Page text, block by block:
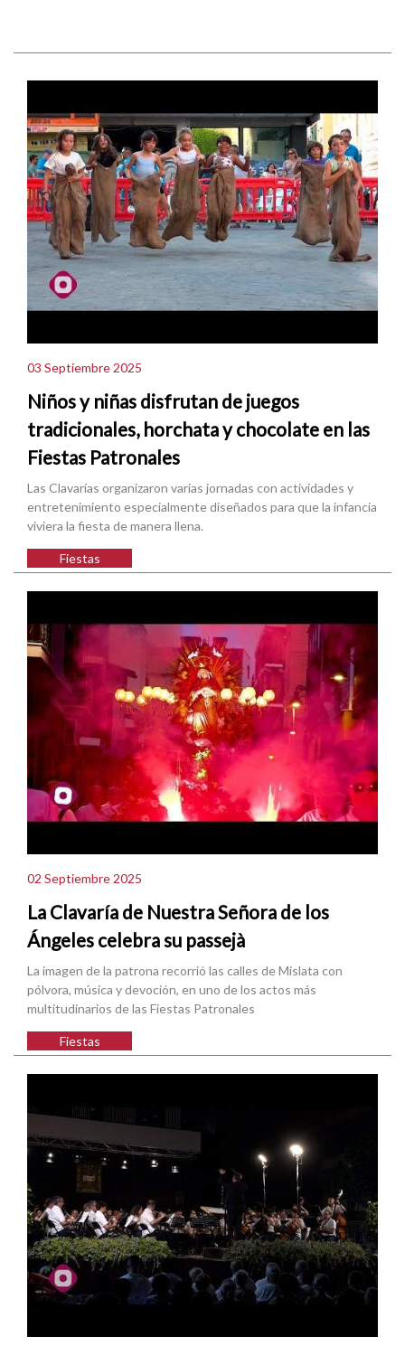
03 Septiembre 2025
Niños y niñas disfrutan de juegos
tradicionales, horchata y chocolate en las
Fiestas Patronales
Las Clavarías organizaron varias jornadas con actividades y
entretenimiento especialmente diseñados para que la infancia
viviera la fiesta de manera llena.
Fiestas
02 Septiembre 2025
La Clavaría de Nuestra Señora de los
Ángeles celebra su passejà
La imagen de la patrona recorrió las calles de Mislata con
pólvora, música y devoción, en uno de los actos más
multitudinarios de las Fiestas Patronales
Fiestas